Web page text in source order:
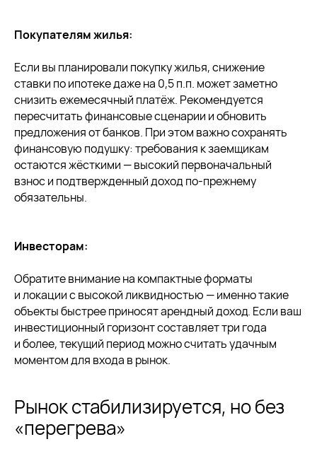
Покупателям жилья:
Если вы планировали покупку жилья, снижение
ставки по ипотеке даже на 0,5 п.п. может заметно
снизить ежемесячный платёж. Рекомендуется
пересчитать финансовые сценарии и обновить
предложения от банков. При этом важно сохранять
финансовую подушку: требования к заемщикам
остаются жёсткими — высокий первоначальный
взнос и подтвержденный доход по-прежнему
обязательны.
Инвесторам:
Обратите внимание на компактные форматы
и локации с высокой ликвидностью — именно такие
объекты быстрее приносят арендный доход. Если ваш
инвестиционный горизонт составляет три года
и более, текущий период можно считать удачным
моментом для входа в рынок.
Рынок стабилизируется, но без
«перегрева»
Как адаптировались застройщики и покупатели
к новым экономическим условиям
Рынок недвижимости Москвы:
итоги полугодия 2025 и прогноз
на 2026 год
читать далее